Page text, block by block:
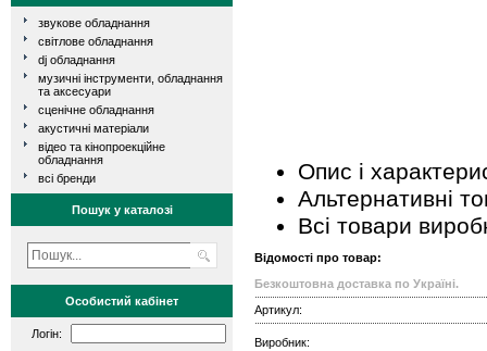
звукове обладнання
світлове обладнання
dj обладнання
музичні інструменти, обладнання
та аксесуари
сценічне обладнання
акустичні матеріали
відео та кінопроекційне
обладнання
всі бренди
Пошук у каталозі
Особистий кабінет
Логін:
Опис і
Альтернативні
Всі товари
Відомості про товар:
Безкоштовна доставка по Україні.
Артикул:
Виробник: